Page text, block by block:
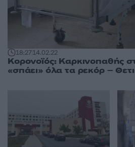
18:2714.02.22
Κορονοϊός: Καρκινοπαθής
«σπάει» όλα τα ρεκόρ –